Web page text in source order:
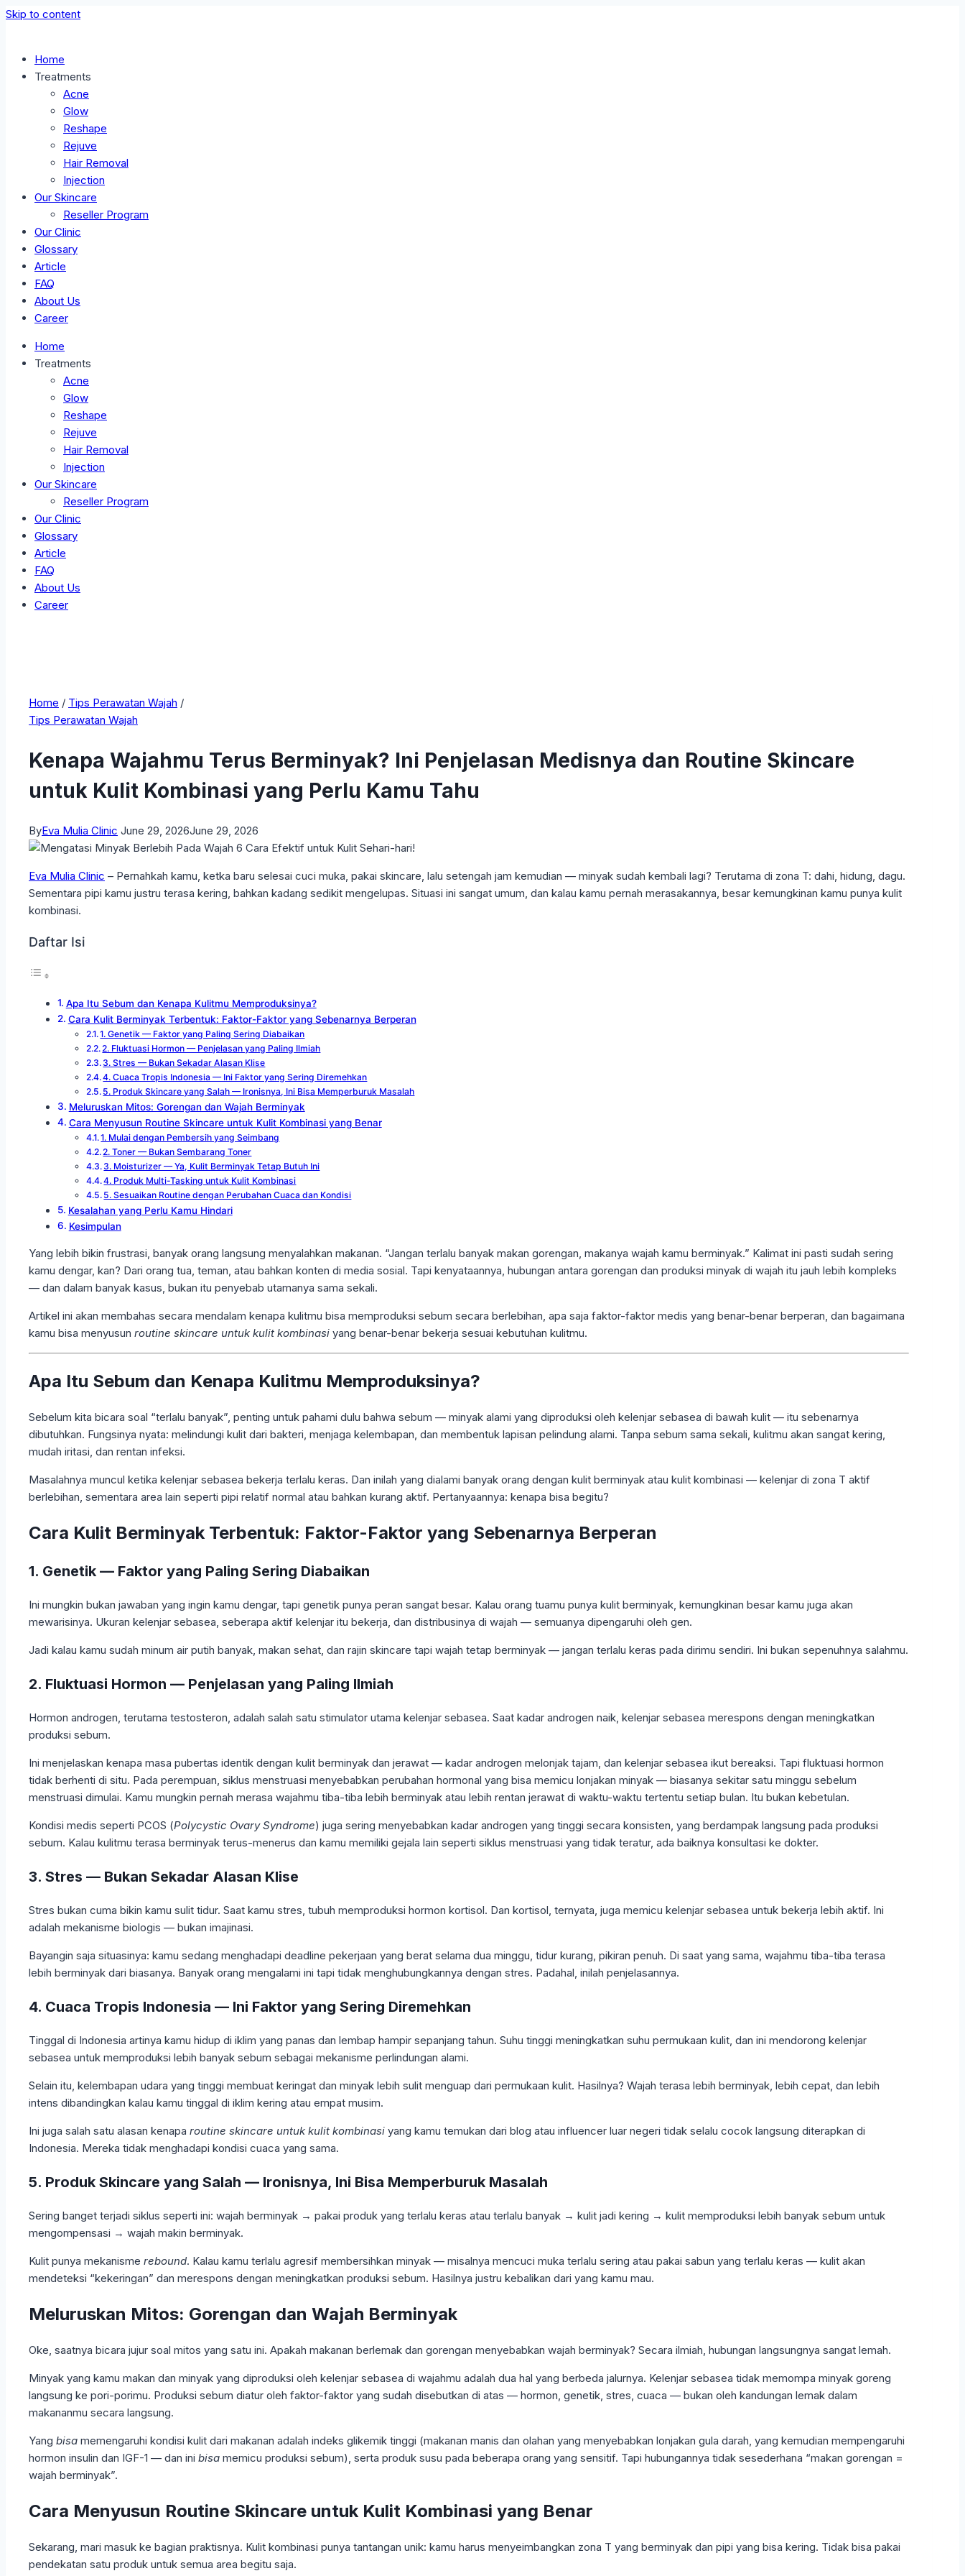
Skip to content
Home
Treatments
Acne
Glow
Reshape
Rejuve
Hair Removal
Injection
Our Skincare
Reseller Program
Our Clinic
Glossary
Article
FAQ
About Us
Career
Home
Treatments
Acne
Glow
Reshape
Rejuve
Hair Removal
Injection
Our Skincare
Reseller Program
Our Clinic
Glossary
Article
FAQ
About Us
Career
Home / Tips Perawatan Wajah /
Tips Perawatan Wajah
Kenapa Wajahmu Terus Berminyak? Ini Penjelasan Medisnya dan Routine Skincare
untuk Kulit Kombinasi yang Perlu Kamu Tahu
ByEva Mulia Clinic June 29, 2026June 29, 2026
Eva Mulia Clinic – Pernahkah kamu, ketka baru selesai cuci muka, pakai skincare, lalu setengah jam kemudian — minyak sudah kembali lagi? Terutama di zona T: dahi, hidung, dagu.
Sementara pipi kamu justru terasa kering, bahkan kadang sedikit mengelupas. Situasi ini sangat umum, dan kalau kamu pernah merasakannya, besar kemungkinan kamu punya kulit
kombinasi.
Daftar Isi
Apa Itu Sebum dan Kenapa Kulitmu Memproduksinya?
Cara Kulit Berminyak Terbentuk: Faktor-Faktor yang Sebenarnya Berperan
1. Genetik — Faktor yang Paling Sering Diabaikan
2. Fluktuasi Hormon — Penjelasan yang Paling Ilmiah
3. Stres — Bukan Sekadar Alasan Klise
4. Cuaca Tropis Indonesia — Ini Faktor yang Sering Diremehkan
5. Produk Skincare yang Salah — Ironisnya, Ini Bisa Memperburuk Masalah
Meluruskan Mitos: Gorengan dan Wajah Berminyak
Cara Menyusun Routine Skincare untuk Kulit Kombinasi yang Benar
1. Mulai dengan Pembersih yang Seimbang
2. Toner — Bukan Sembarang Toner
3. Moisturizer — Ya, Kulit Berminyak Tetap Butuh Ini
4. Produk Multi-Tasking untuk Kulit Kombinasi
5. Sesuaikan Routine dengan Perubahan Cuaca dan Kondisi
Kesalahan yang Perlu Kamu Hindari
Kesimpulan
Yang lebih bikin frustrasi, banyak orang langsung menyalahkan makanan. “Jangan terlalu banyak makan gorengan, makanya wajah kamu berminyak.” Kalimat ini pasti sudah sering
kamu dengar, kan? Dari orang tua, teman, atau bahkan konten di media sosial. Tapi kenyataannya, hubungan antara gorengan dan produksi minyak di wajah itu jauh lebih kompleks
— dan dalam banyak kasus, bukan itu penyebab utamanya sama sekali.
Artikel ini akan membahas secara mendalam kenapa kulitmu bisa memproduksi sebum secara berlebihan, apa saja faktor-faktor medis yang benar-benar berperan, dan bagaimana
kamu bisa menyusun routine skincare untuk kulit kombinasi yang benar-benar bekerja sesuai kebutuhan kulitmu.
Apa Itu Sebum dan Kenapa Kulitmu Memproduksinya?
Sebelum kita bicara soal “terlalu banyak”, penting untuk pahami dulu bahwa sebum — minyak alami yang diproduksi oleh kelenjar sebasea di bawah kulit — itu sebenarnya
dibutuhkan. Fungsinya nyata: melindungi kulit dari bakteri, menjaga kelembapan, dan membentuk lapisan pelindung alami. Tanpa sebum sama sekali, kulitmu akan sangat kering,
mudah iritasi, dan rentan infeksi.
Masalahnya muncul ketika kelenjar sebasea bekerja terlalu keras. Dan inilah yang dialami banyak orang dengan kulit berminyak atau kulit kombinasi — kelenjar di zona T aktif
berlebihan, sementara area lain seperti pipi relatif normal atau bahkan kurang aktif. Pertanyaannya: kenapa bisa begitu?
Cara Kulit Berminyak Terbentuk: Faktor-Faktor yang Sebenarnya Berperan
1. Genetik — Faktor yang Paling Sering Diabaikan
Ini mungkin bukan jawaban yang ingin kamu dengar, tapi genetik punya peran sangat besar. Kalau orang tuamu punya kulit berminyak, kemungkinan besar kamu juga akan
mewarisinya. Ukuran kelenjar sebasea, seberapa aktif kelenjar itu bekerja, dan distribusinya di wajah — semuanya dipengaruhi oleh gen.
Jadi kalau kamu sudah minum air putih banyak, makan sehat, dan rajin skincare tapi wajah tetap berminyak — jangan terlalu keras pada dirimu sendiri. Ini bukan sepenuhnya salahmu.
2. Fluktuasi Hormon — Penjelasan yang Paling Ilmiah
Hormon androgen, terutama testosteron, adalah salah satu stimulator utama kelenjar sebasea. Saat kadar androgen naik, kelenjar sebasea merespons dengan meningkatkan
produksi sebum.
Ini menjelaskan kenapa masa pubertas identik dengan kulit berminyak dan jerawat — kadar androgen melonjak tajam, dan kelenjar sebasea ikut bereaksi. Tapi fluktuasi hormon
tidak berhenti di situ. Pada perempuan, siklus menstruasi menyebabkan perubahan hormonal yang bisa memicu lonjakan minyak — biasanya sekitar satu minggu sebelum
menstruasi dimulai. Kamu mungkin pernah merasa wajahmu tiba-tiba lebih berminyak atau lebih rentan jerawat di waktu-waktu tertentu setiap bulan. Itu bukan kebetulan.
Kondisi medis seperti PCOS (Polycystic Ovary Syndrome) juga sering menyebabkan kadar androgen yang tinggi secara konsisten, yang berdampak langsung pada produksi
sebum. Kalau kulitmu terasa berminyak terus-menerus dan kamu memiliki gejala lain seperti siklus menstruasi yang tidak teratur, ada baiknya konsultasi ke dokter.
3. Stres — Bukan Sekadar Alasan Klise
Stres bukan cuma bikin kamu sulit tidur. Saat kamu stres, tubuh memproduksi hormon kortisol. Dan kortisol, ternyata, juga memicu kelenjar sebasea untuk bekerja lebih aktif. Ini
adalah mekanisme biologis — bukan imajinasi.
Bayangin saja situasinya: kamu sedang menghadapi deadline pekerjaan yang berat selama dua minggu, tidur kurang, pikiran penuh. Di saat yang sama, wajahmu tiba-tiba terasa
lebih berminyak dari biasanya. Banyak orang mengalami ini tapi tidak menghubungkannya dengan stres. Padahal, inilah penjelasannya.
4. Cuaca Tropis Indonesia — Ini Faktor yang Sering Diremehkan
Tinggal di Indonesia artinya kamu hidup di iklim yang panas dan lembap hampir sepanjang tahun. Suhu tinggi meningkatkan suhu permukaan kulit, dan ini mendorong kelenjar
sebasea untuk memproduksi lebih banyak sebum sebagai mekanisme perlindungan alami.
Selain itu, kelembapan udara yang tinggi membuat keringat dan minyak lebih sulit menguap dari permukaan kulit. Hasilnya? Wajah terasa lebih berminyak, lebih cepat, dan lebih
intens dibandingkan kalau kamu tinggal di iklim kering atau empat musim.
Ini juga salah satu alasan kenapa routine skincare untuk kulit kombinasi yang kamu temukan dari blog atau influencer luar negeri tidak selalu cocok langsung diterapkan di
Indonesia. Mereka tidak menghadapi kondisi cuaca yang sama.
5. Produk Skincare yang Salah — Ironisnya, Ini Bisa Memperburuk Masalah
Sering banget terjadi siklus seperti ini: wajah berminyak → pakai produk yang terlalu keras atau terlalu banyak → kulit jadi kering → kulit memproduksi lebih banyak sebum untuk
mengompensasi → wajah makin berminyak.
Kulit punya mekanisme rebound. Kalau kamu terlalu agresif membersihkan minyak — misalnya mencuci muka terlalu sering atau pakai sabun yang terlalu keras — kulit akan
mendeteksi “kekeringan” dan merespons dengan meningkatkan produksi sebum. Hasilnya justru kebalikan dari yang kamu mau.
Meluruskan Mitos: Gorengan dan Wajah Berminyak
Oke, saatnya bicara jujur soal mitos yang satu ini. Apakah makanan berlemak dan gorengan menyebabkan wajah berminyak? Secara ilmiah, hubungan langsungnya sangat lemah.
Minyak yang kamu makan dan minyak yang diproduksi oleh kelenjar sebasea di wajahmu adalah dua hal yang berbeda jalurnya. Kelenjar sebasea tidak memompa minyak goreng
langsung ke pori-porimu. Produksi sebum diatur oleh faktor-faktor yang sudah disebutkan di atas — hormon, genetik, stres, cuaca — bukan oleh kandungan lemak dalam
makananmu secara langsung.
Yang bisa memengaruhi kondisi kulit dari makanan adalah indeks glikemik tinggi (makanan manis dan olahan yang menyebabkan lonjakan gula darah, yang kemudian mempengaruhi
hormon insulin dan IGF-1 — dan ini bisa memicu produksi sebum), serta produk susu pada beberapa orang yang sensitif. Tapi hubungannya tidak sesederhana “makan gorengan =
wajah berminyak”.
Cara Menyusun Routine Skincare untuk Kulit Kombinasi yang Benar
Sekarang, mari masuk ke bagian praktisnya. Kulit kombinasi punya tantangan unik: kamu harus menyeimbangkan zona T yang berminyak dan pipi yang bisa kering. Tidak bisa pakai
pendekatan satu produk untuk semua area begitu saja.